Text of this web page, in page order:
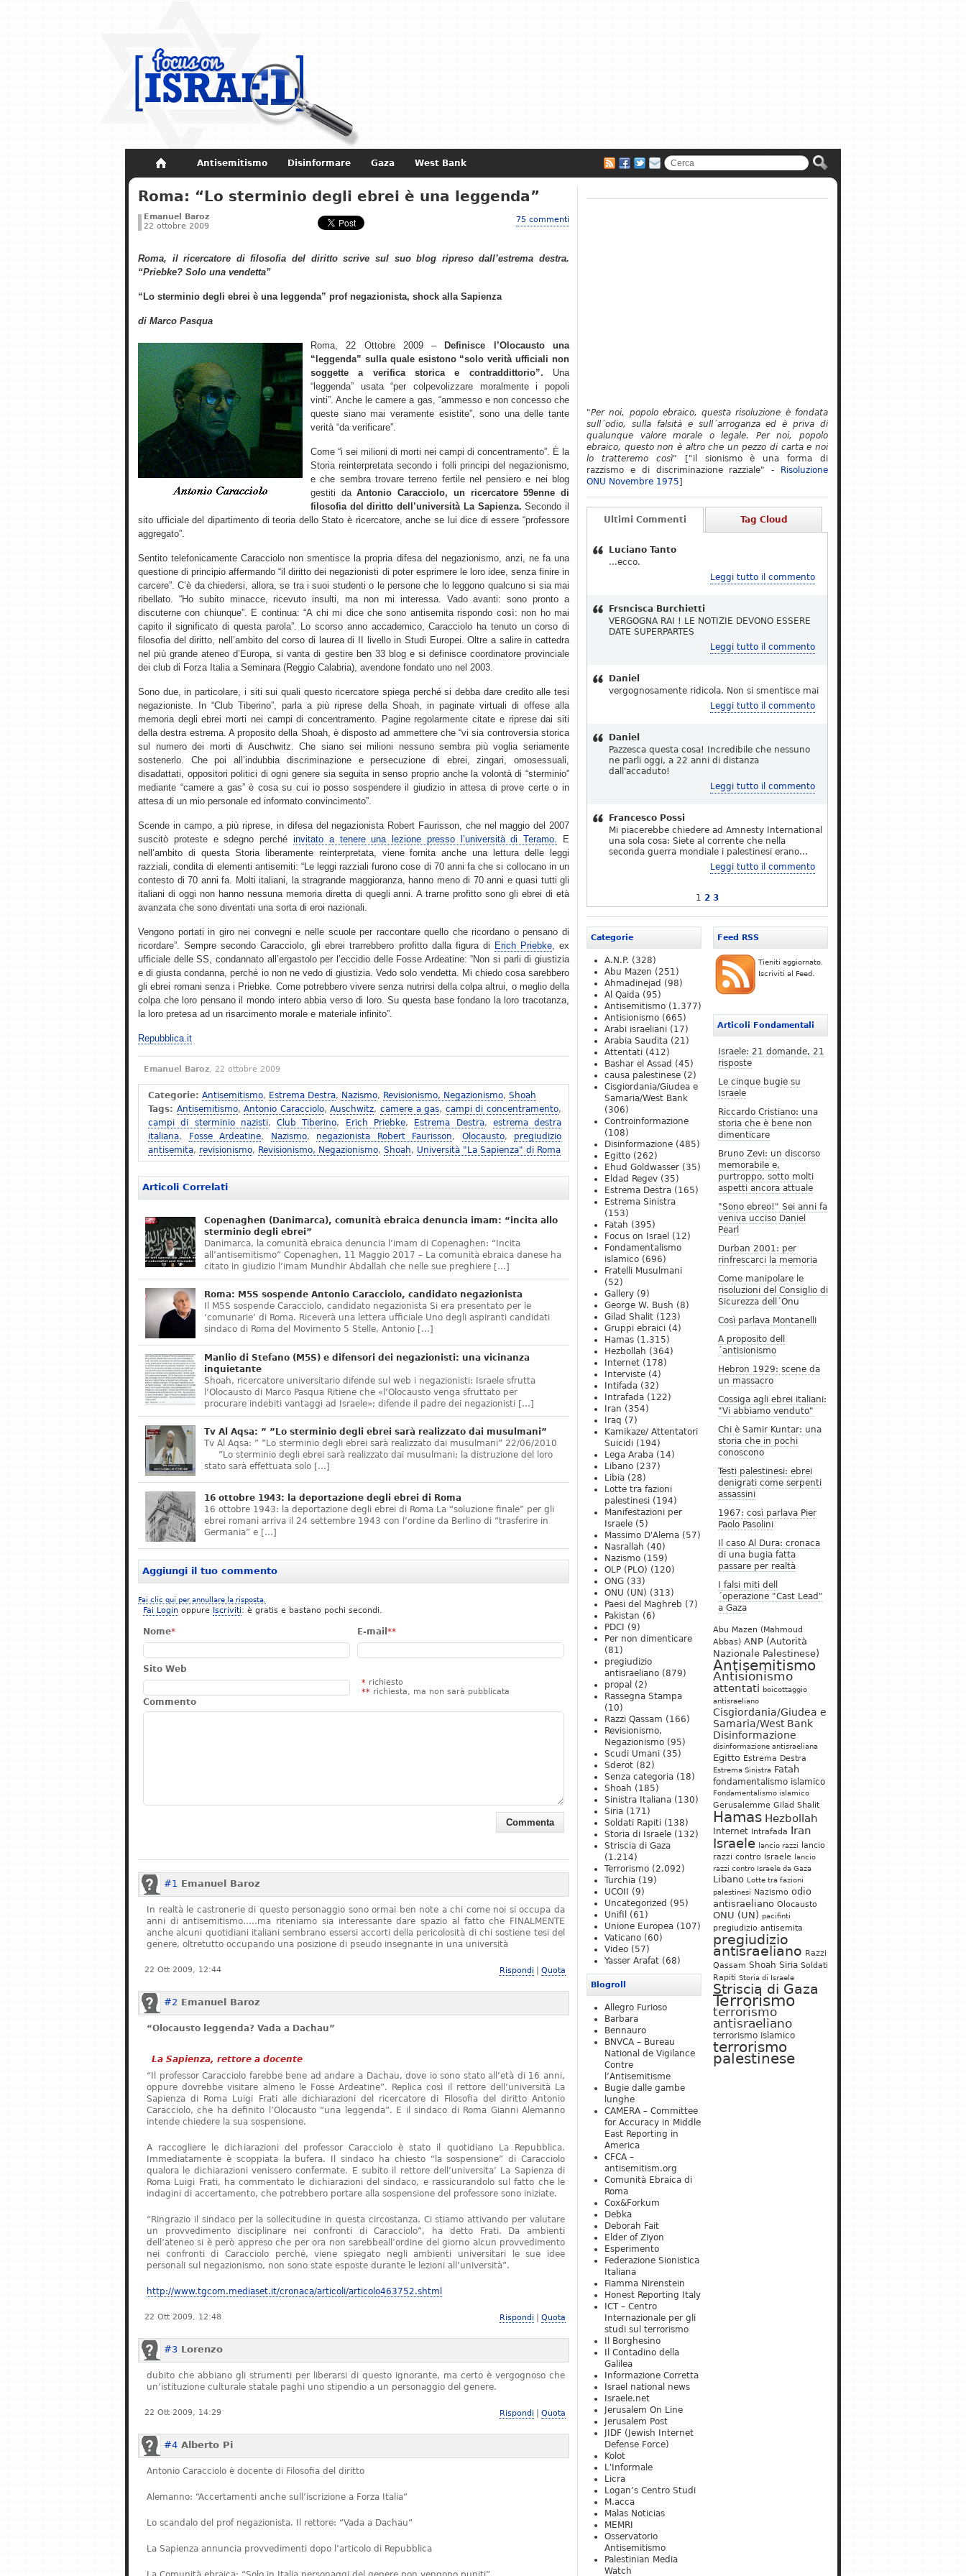
Antisemitismo Disinformare Gaza West Bank
Non dimenticare Storia di Israele
Roma: “Lo sterminio degli ebrei è una leggenda”
Emanuel Baroz
22 ottobre 2009
75 commenti
Roma, il ricercatore di filosofia del diritto scrive sul suo blog ripreso dall’estrema destra.
“Priebke? Solo una vendetta”
“Lo sterminio degli ebrei è una leggenda” prof negazionista, shock alla Sapienza
di Marco Pasqua
Roma, 22 Ottobre 2009 –
Definisce l’Olocausto una
“leggenda” sulla quale esistono “solo verità ufficiali non
soggette a verifica storica e contraddittorio”. Una
“leggenda” usata “per colpevolizzare moralmente i popoli
vinti”. Anche le camere a gas, “ammesso e non concesso che
queste siano mai veramente esistite”, sono una delle tante
verità “da verificare”.
Come “i sei milioni di morti nei campi di concentramento”. È la
Storia reinterpretata secondo i folli principi del negazionismo,
e che sembra trovare terreno fertile nel pensiero e nei blog
gestiti daAntonio Caracciolo, un ricercatore 59enne di
filosofia del diritto dell’università La Sapienza. Secondo il
sito ufficiale del dipartimento di teoria dello Stato è ricercatore, anche se lui dice di essere “professore
aggregato”.
Sentito telefonicamente Caracciolo non smentisce la propria difesa del negazionismo, anzi, ne fa una
questione di principio affermando “il diritto dei negazionisti di poter esprimere le loro idee, senza finire in
carcere”. C’è da chiedersi, allora, se tra i suoi studenti o le persone che lo leggono qualcuno si sia mai
ribellato. “Ho subito minacce, ricevuto insulti, ma non mi interessa. Vado avanti: sono pronto a
discuterne con chiunque”. E continua: “A chi mi dice che sono antisemita rispondo così: non ho mai
capito il significato di questa parola”. Lo scorso anno accademico, Caracciolo ha tenuto un corso di
filosofia del diritto, nell’ambito del corso di laurea di II livello in Studi Europei. Oltre a salire in cattedra
nel più grande ateneo d’Europa, si vanta di gestire ben 33 blog e si definisce coordinatore provinciale
dei club di Forza Italia a Seminara (Reggio Calabria), avendone fondato uno nel 2003.
Sono due, in particolare, i siti sui quali questo ricercatore spiega perché si debba dare credito alle tesi
negazioniste. In “Club Tiberino”, parla a più riprese della Shoah, in paginate virtuali di offese alla
memoria degli ebrei morti nei campi di concentramento. Pagine regolarmente citate e riprese dai siti
della destra estrema. A proposito della Shoah, è disposto ad ammettere che “vi sia controversia storica
sul numero dei morti di Auschwitz. Che siano sei milioni nessuno sembra più voglia seriamente
sostenerlo. Che poi all’indubbia discriminazione e persecuzione di ebrei, zingari, omosessuali,
disadattati, oppositori politici di ogni genere sia seguita in senso proprio anche la volontà di “sterminio”
mediante “camere a gas” è cosa su cui io posso sospendere il giudizio in attesa di prove certe o in
attesa di un mio personale ed informato convincimento”.
Scende in campo, a più riprese, in difesa del negazionista Robert Faurisson, che nel maggio del 2007
suscitò proteste e sdegno perché invitato a tenere una lezione presso l’università di Teramo. E
nell’ambito di questa Storia liberamente reinterpretata, viene fornita anche una lettura delle leggi
razziali, condita di elementi antisemiti: “Le leggi razziali furono cose di 70 anni fa che si collocano in un
contesto di 70 anni fa. Molti italiani, la stragrande maggioranza, hanno meno di 70 anni e quasi tutti gli
italiani di oggi non hanno nessuna memoria diretta di quegli anni. A trarne profitto sono gli ebrei di età
avanzata che sono diventati una sorta di eroi nazionali.
Vengono portati in giro nei convegni e nelle scuole per raccontare quello che ricordano o pensano di
ricordare”. Sempre secondo Caracciolo, gli ebrei trarrebbero profitto dalla figura di Erich Priebke, ex
ufficiale delle SS, condannato all’ergastolo per l’eccidio delle Fosse Ardeatine: “Non si parli di giustizia
e di giusta condanna, perché io non ne vedo di giustizia. Vedo solo vendetta. Mi chiedo cosa sarebbero
gli ebrei romani senza i Priebke. Come potrebbero vivere senza nutrirsi della colpa altrui, o meglio della
colpa che loro pensano il mondo intero abbia verso di loro. Su questa base fondano la loro tracotanza,
la loro pretesa ad un risarcimento morale e materiale infinito”.
Repubblica.it
Emanuel Baroz, 22 ottobre 2009
Categorie: Antisemitismo, Estrema Destra, Nazismo, Revisionismo, Negazionismo, Shoah
Tags: Antisemitismo,Antonio Caracciolo,Auschwitz,camere a gas, campi di concentramento,
campi di sterminio nazisti,Club Tiberino, Erich Priebke, Estrema Destra, estrema destra
italiana, Fosse Ardeatine, Nazismo, negazionista Robert Faurisson, Olocausto, pregiudizio
antisemita, revisionismo, Revisionismo, Negazionismo, Shoah, Università "La Sapienza" di Roma
Articoli Correlati
Copenaghen (Danimarca), comunità ebraica denuncia imam: “incita allo
sterminio degli ebrei”
Danimarca, la comunità ebraica denuncia l’imam di Copenaghen: “Incita
all’antisemitismo” Copenaghen, 11 Maggio 2017 – La comunità ebraica danese ha
citato in giudizio l’imam Mundhir Abdallah che nelle sue preghiere […]
Roma: M5S sospende Antonio Caracciolo, candidato negazionista
Il M5S sospende Caracciolo, candidato negazionista Si era presentato per le
‘comunarie’ di Roma. Riceverà una lettera ufficiale Uno degli aspiranti candidati
sindaco di Roma del Movimento 5 Stelle, Antonio […]
Manlio di Stefano (M5S) e difensori dei negazionisti: una vicinanza
inquietante
Shoah, ricercatore universitario difende sul web i negazionisti: Israele sfrutta
l’Olocausto di Marco Pasqua Ritiene che «l’Olocausto venga sfruttato per
procurare indebiti vantaggi ad Israele»; difende il padre dei negazionisti […]
Tv Al Aqsa: ” ”Lo sterminio degli ebrei sarà realizzato dai musulmani”
Tv Al Aqsa: ” ”Lo sterminio degli ebrei sarà realizzato dai musulmani” 22/06/2010
”Lo sterminio degli ebrei sarà realizzato dai musulmani; la distruzione del loro
stato sarà effettuata solo […]
16 ottobre 1943: la deportazione degli ebrei di Roma
16 ottobre 1943: la deportazione degli ebrei di Roma La “soluzione finale” per gli
ebrei romani arriva il 24 settembre 1943 con l’ordine da Berlino di “trasferire in
Germania” e […]
Aggiungi il tuo commento
Fai clic qui per annullare la risposta.
Fai Login oppure Iscriviti: è gratis e bastano pochi secondi.
Nome* E-mail **
Sito Web
* richiesto
** richiesta, ma non sarà pubblicata
Commento
#1 Emanuel Baroz
In realtà le castronerie di questo personaggio sono ormai ben note a chi come noi si occupa da
anni di antisemitismo…..ma riteniamo sia interessante dare spazio al fatto che FINALMENTE
anche alcuni quotidiani italiani sembrano essersi accorti della pericolosità di chi sostiene tesi del
genere, oltretutto occupando una posizione di pseudo insegnante in una università
22 Ott 2009, 12:44 Rispondi Quota
#2 Emanuel Baroz
“Olocausto leggenda? Vada a Dachau”
La Sapienza, rettore a docente
“Il professor Caracciolo farebbe bene ad andare a Dachau, dove io sono stato all’età di 16 anni,
oppure dovrebbe visitare almeno le Fosse Ardeatine”. Replica così il rettore dell’università La
Sapienza di Roma Luigi Frati alle dichiarazioni del ricercatore di Filosofia del diritto Antonio
Caracciolo, che ha definito l’Olocausto “una leggenda”. E il sindaco di Roma Gianni Alemanno
intende chiedere la sua sospensione.
A raccogliere le dichiarazioni del professor Caracciolo è stato il quotidiano La Repubblica.
Immediatamente è scoppiata la bufera. Il sindaco ha chiesto “la sospensione” di Caracciolo
qualora le dichiarazioni venissero confermate. E subito il rettore dell’universita’ La Sapienza di
Roma Luigi Frati, ha commentato le dichiarazioni del sindaco, e rassicurandolo sul fatto che le
indagini di accertamento, che potrebbero portare alla sospensione del professore sono iniziate.
“Ringrazio il sindaco per la sollecitudine in questa circostanza. Ci stiamo attivando per valutare
un provvedimento disciplinare nei confronti di Caracciolo”, ha detto Frati. Da ambienti
dell’ateneo si è però appreso che per ora non sarebbeall’ordine del giorno alcun provvedimento
nei confronti di Caracciolo perché, viene spiegato negli ambienti universitari le sue idee
personali sul negazionismo, non sono state esposte durante le lezioni all’università”.
http://www.tgcom.mediaset.it/cronaca/articoli/articolo463752.shtml
22 Ott 2009, 12:48 Rispondi Quota
#3 Lorenzo
dubito che abbiano gli strumenti per liberarsi di questo ignorante, ma certo è vergognoso che
un’istituzione culturale statale paghi uno stipendio a un personaggio del genere.
22 Ott 2009, 14:29 Rispondi Quota
#4 Alberto Pi
Antonio Caracciolo è docente di Filosofia del diritto
Alemanno: “Accertamenti anche sull’iscrizione a Forza Italia”
Lo scandalo del prof negazionista. Il rettore: “Vada a Dachau”
La Sapienza annuncia provvedimenti dopo l’articolo di Repubblica
"Per noi, popolo ebraico, questa risoluzione è fondata
sull´odio, sulla falsità e sull´arroganza ed è priva di
qualunque valore morale o legale. Per noi, popolo
ebraico, questo non è altro che un pezzo di carta e noi
lo tratteremo così" ["il sionismo è una forma di
razzismo e di discriminazione razziale" -
Risoluzione
ONU Novembre 1975]
Ultimi Commenti Tag Cloud
Luciano Tanto
...ecco.
Leggi tutto il commento
Frsncisca Burchietti
VERGOGNA RAI ! LE NOTIZIE DEVONO ESSERE
DATE SUPERPARTES
Leggi tutto il commento
Daniel
vergognosamente ridicola. Non si smentisce mai
Leggi tutto il commento
Daniel
Pazzesca questa cosa! Incredibile che nessuno
ne parli oggi, a 22 anni di distanza
dall'accaduto!
Leggi tutto il commento
Francesco Possi
Mi piacerebbe chiedere ad Amnesty International
una sola cosa: Siete al corrente che nella
seconda guerra mondiale i palestinesi erano…
Leggi tutto il commento
1 2 3
Feed RSS
Tieniti aggiornato.
Iscriviti al Feed.
Articoli Fondamentali
Israele: 21 domande, 21
risposte
Le cinque bugie su
Israele
Riccardo Cristiano: una
storia che è bene non
dimenticare
Bruno Zevi: un discorso
memorabile e,
purtroppo, sotto molti
aspetti ancora attuale
"Sono ebreo!" Sei anni fa
veniva ucciso Daniel
Pearl
Durban 2001: per
rinfrescarci la memoria
Come manipolare le
risoluzioni del Consiglio di
Sicurezza dell´Onu
Così parlava Montanelli
A proposito dell
´antisionismo
Hebron 1929: scene da
un massacro
Cossiga agli ebrei italiani:
"Vi abbiamo venduto"
Chi è Samir Kuntar: una
storia che in pochi
conoscono
Testi palestinesi: ebrei
denigrati come serpenti
assassini
1967: così parlava Pier
Paolo Pasolini
Il caso Al Dura: cronaca
di una bugia fatta
passare per realtà
I falsi miti dell
´operazione "Cast Lead"
a Gaza
Abu Mazen (Mahmoud
Abbas) ANP (Autorità
Nazionale Palestinese)
Antisemitismo
Antisionismo
attentati boicottaggio
antisraeliano
Cisgiordania/Giudea e
Samaria/West Bank
Disinformazione
disinformazione antisraeliana
Egitto Estrema Destra
Estrema Sinistra Fatah
fondamentalismo islamico
Fondamentalismo islamico
Gerusalemme Gilad Shalit
Hamas Hezbollah
Internet Intrafada Iran
Israele lancio razzi
lancio
razzi contro Israele lancio
razzi contro Israele da Gaza
Libano Lotte tra fazioni
palestinesi Nazismo odio
antisraeliano Olocausto
ONU (UN) pacifinti
pregiudizio antisemita
pregiudizio
antisraeliano Razzi
Qassam Shoah Siria Soldati
Rapiti Storia di Israele
Striscia di Gaza
Terrorismo
terrorismo
antisraeliano
terrorismo islamico
terrorismo
palestinese
Categorie
A.N.P. (328)
Abu Mazen (251)
Ahmadinejad (98)
Al Qaida (95)
Antisemitismo (1.377)
Antisionismo (665)
Arabi israeliani (17)
Arabia Saudita (21)
Attentati (412)
Bashar el Assad (45)
causa palestinese (2)
Cisgiordania/Giudea e
Samaria/West Bank
(306)
Controinformazione
(108)
Disinformazione (485)
Egitto (262)
Ehud Goldwasser (35)
Eldad Regev (35)
Estrema Destra (165)
Estrema Sinistra
(153)
Fatah (395)
Focus on Israel (12)
Fondamentalismo
islamico (696)
Fratelli Musulmani
(52)
Gallery (9)
George W. Bush (8)
Gilad Shalit (123)
Gruppi ebraici (4)
Hamas (1.315)
Hezbollah (364)
Internet (178)
Interviste (4)
Intifada (32)
Intrafada (122)
Iran (354)
Iraq (7)
Kamikaze/ Attentatori
Suicidi (194)
Lega Araba (14)
Libano (237)
Libia (28)
Lotte tra fazioni
palestinesi (194)
Manifestazioni per
Israele (5)
Massimo D'Alema (57)
Nasrallah (40)
Nazismo (159)
OLP (PLO) (120)
ONG (33)
ONU (UN) (313)
Paesi del Maghreb (7)
Pakistan (6)
PDCI
(9)
Per non dimenticare
(81)
pregiudizio
antisraeliano (879)
propal (2)
Rassegna Stampa
(10)
Razzi Qassam (166)
Revisionismo,
Negazionismo (95)
Scudi Umani (35)
Sderot (82)
Senza categoria (18)
Shoah (185)
Sinistra Italiana (130)
Siria (171)
Soldati Rapiti (138)
Storia di Israele (132)
Striscia di Gaza
(1.214)
Terrorismo (2.092)
Turchia (19)
UCOII
(9)
Uncategorized (95)
Unifil
(61)
Unione Europea (107)
Vaticano (60)
Video (57)
Yasser Arafat (68)
Blogroll
Allegro Furioso
Barbara
Bennauro
BNVCA – Bureau
National de Vigilance
Contre
l’Antisemitisme
Bugie dalle gambe
lunghe
CAMERA – Committee
for Accuracy in Middle
East Reporting in
America
CFCA –
antisemitism.org
Comunità Ebraica di
Roma
Cox&Forkum
Debka
Deborah Fait
Elder of Ziyon
Esperimento
Federazione Sionistica
Italiana
Fiamma Nirenstein
Honest Reporting Italy
ICT – Centro
Internazionale per gli
studi sul terrorismo
Il Borghesino
Il Contadino della
Galilea
Informazione Corretta
Israel national news
Israele.net
Jerusalem On Line
Jerusalem Post
JIDF (Jewish Internet
Defense Force)
Kolot
L'Informale
Licra
Logan’s Centro Studi
M.acca
Malas Noticias
MEMRI
Osservatorio
Antisemitismo
Palestinian Media
Watch